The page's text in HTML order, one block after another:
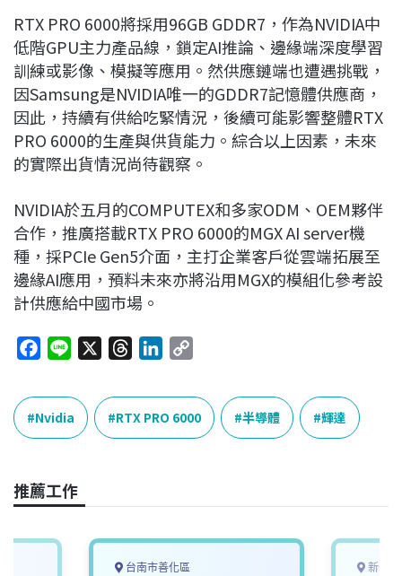
RTX PRO 6000將採用96GB GDDR7，作為NVIDIA中
低階GPU主力產品線，鎖定AI推論、邊緣端深度學習
訓練或影像、模擬等應用。然供應鏈端也遭遇挑戰，
因Samsung是NVIDIA唯一的GDDR7記憶體供應商，
因此，持續有供給吃緊情況，後續可能影響整體RTX
PRO 6000的生產與供貨能力。綜合以上因素，未來
的實際出貨情況尚待觀察。
NVIDIA於五月的COMPUTEX和多家ODM、OEM夥伴
合作，推廣搭載RTX PRO 6000的MGX AI server機
種，採PCIe Gen5介面，主打企業客戶從雲端拓展至
邊緣AI應用，預料未來亦將沿用MGX的模組化參考設
計供應給中國市場。
c
e
b
o
k
n
e
r
e
a
n
k
e
n
p
y
L
k
Nvidia RTX PRO 6000 半導體 輝達
推薦工作
台南市善化區 新竹